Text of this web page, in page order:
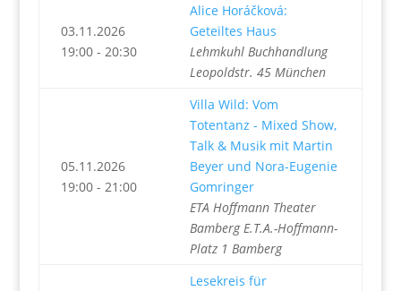
03.11.2026
19:00 - 20:30
Alice Horáčková:
Geteiltes Haus
Lehmkuhl Buchhandlung
Leopoldstr. 45 München
05.11.2026
19:00 - 21:00
Villa Wild: Vom
Totentanz - Mixed Show,
Talk & Musik mit Martin
Beyer und Nora-Eugenie
Gomringer
ETA Hoffmann Theater
Bamberg E.T.A.-Hoffmann-
Platz 1 Bamberg
Lesekreis für